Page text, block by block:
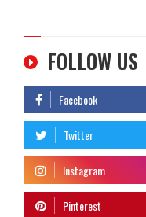
FOLLOW US